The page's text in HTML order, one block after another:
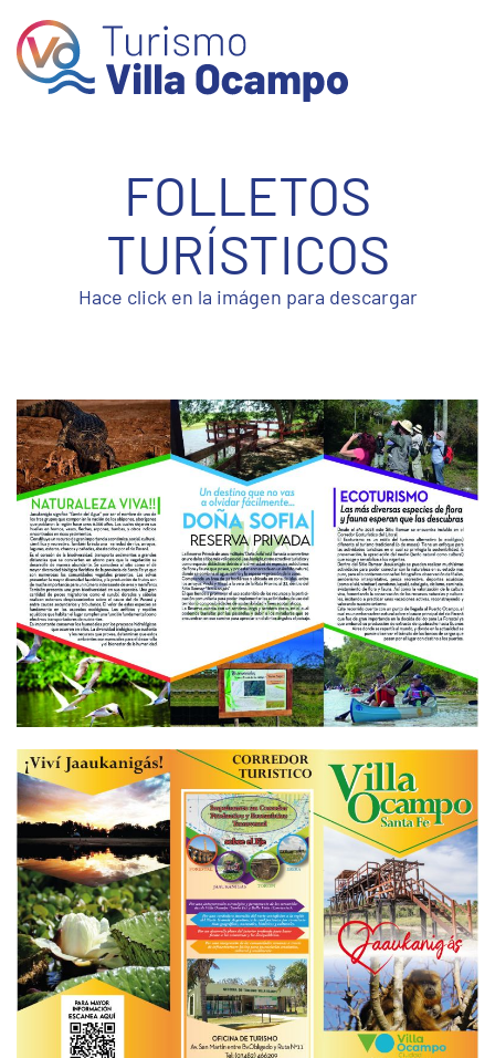
Skip to main content
FOLLETOS
TURÍSTICOS
Hace click en la imágen para descargar
AGRANDAR
AGRANDAR